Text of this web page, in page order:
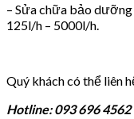
– Sửa chữa bảo
125l/h – 5000l/h.
Quý khách có thể liên
Hotline: 093 696 4562